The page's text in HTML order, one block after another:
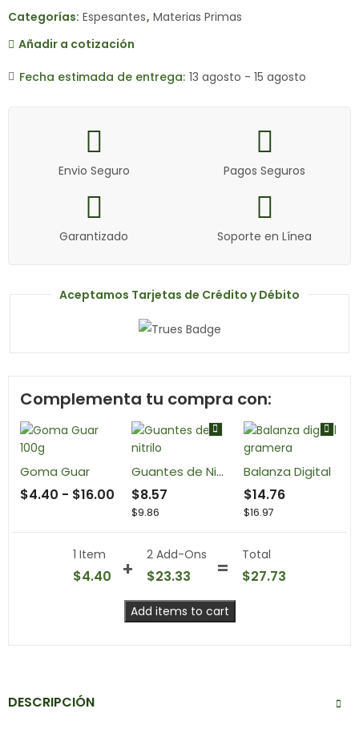
Categorías: Espesantes, Materias Primas
Añadir a cotización
Fecha estimada de entrega: 13 agosto - 15 agosto
Envio Seguro Pagos Seguros
Garantizado Soporte en Línea
Aceptamos Tarjetas de Crédito y Débito
Complementa tu compra con:
Goma Guar
$4.40 - $16.00
Guantes de Nitrilo
$8.57
$9.86
Balanza Digital
$14.76
$16.97
1 Item
$4.40
2 Add-Ons
$23.33
Total
$27.73
Add items to cart
DESCRIPCIÓN